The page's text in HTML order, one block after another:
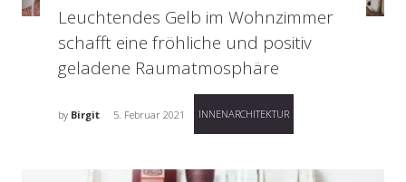
Leuchtendes Gelb im Wohnzimmer
schafft eine fröhliche und positiv
geladene Raumatmosphäre
by Birgit 5. Februar 2021 INNENARCHITEKTUR